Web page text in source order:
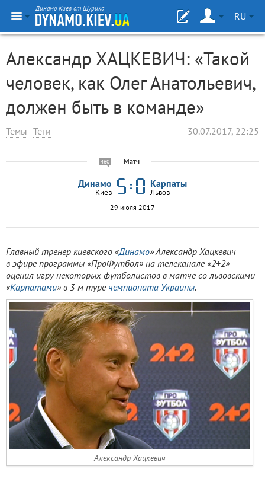
Динамо Киев от Шурика
RU
Александр ХАЦКЕВИЧ: «Такой
человек, как Олег Анатольевич,
должен быть в команде»
Темы Теги 30.07.2017, 22:25
460 Матч
Динамо
Киев
Карпаты
Львов
29 июля 2017
Главный тренер киевского «Динамо» Александр Хацкевич
в эфире программы «ПроФутбол» на телеканале «2+2»
оценил игру некоторых футболистов в матче со львовскими
«Карпатами» в 3-м туре чемпионата Украины.
Александр Хацкевич